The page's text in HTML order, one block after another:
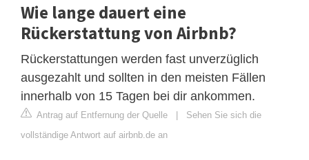
Wie lange dauert eine
Rückerstattung von Airbnb?
Rückerstattungen werden fast unverzüglich
ausgezahlt und sollten in den meisten Fällen
innerhalb von 15 Tagen bei dir ankommen.
Antrag auf Entfernung der Quelle | Sehen Sie sich die
vollständige Antwort auf airbnb.de an